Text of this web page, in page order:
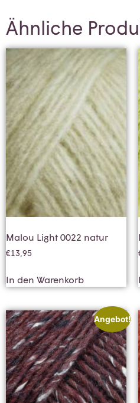
Ähnliche
Malou Light 0022 natur
€13,95
In den Warenkorb
Angebot!